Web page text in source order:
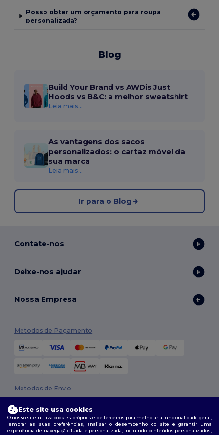
Posso obter um orçamento para roupa
personalizada?
Blog
Build Your Brand vs AWDis Just
Hoods vs B&C: a melhor sweatshirt
Leia mais...
As vantagens dos sacos
personalizados: o cartaz móvel da
sua marca
Leia mais...
Ir para o Blog
Contate-nos
Deixe-nos ajudar
Nossa Empresa
Métodos de Pagamento
Métodos de Envio
Este site usa cookies
O nosso site utiliza cookies próprios e de terceiros para melhorar a funcionalidade geral,
lembrar as suas preferências, analisar o desempenho do site e garantir uma
experiência de navegação fluida e personalizada, incluindo conteúdos personalizados,